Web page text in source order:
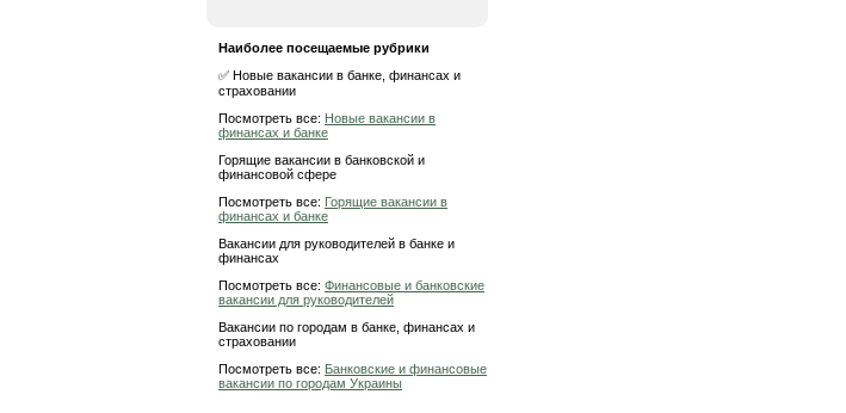
Наиболее посещаемые рубрики
✅ Новые вакансии в банке, финансах и
страховании
Посмотреть все: Новые вакансии в
финансах и банке
Горящие вакансии в банковской и
финансовой сфере
Посмотреть все: Горящие вакансии в
финансах и банке
Вакансии для руководителей в банке и
финансах
Посмотреть все: Финансовые и банковские
вакансии для руководителей
Вакансии по городам в банке, финансах и
страховании
Посмотреть все: Банковские и финансовые
вакансии по городам Украины